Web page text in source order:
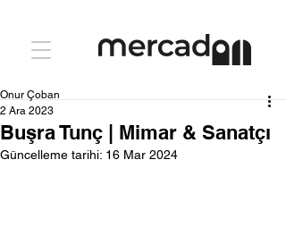
Buşra Tunç | Mimar & Sanatçı
Onur Çoban
2 Ara 2023
Güncelleme tarihi: 16 Mar 2024